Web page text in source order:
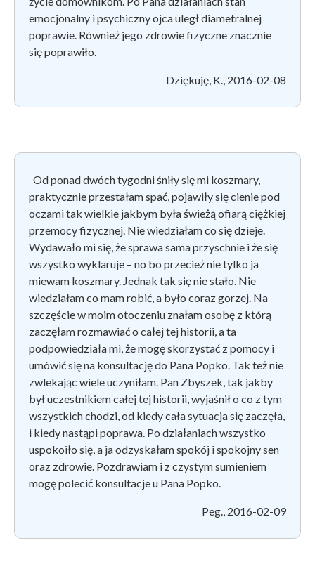
emocjonalny i psychiczny ojca uległ diametralnej
poprawie. Również jego zdrowie fizyczne znacznie
się poprawiło.
Dziękuję, K., 2016-02-08
Od ponad dwóch tygodni śniły się mi koszmary,
praktycznie przestałam spać, pojawiły się cienie pod
oczami tak wielkie jakbym była świeżą ofiarą ciężkiej
przemocy fizycznej. Nie wiedziałam co się dzieje.
Wydawało mi się, że sprawa sama przyschnie i że się
wszystko wyklaruje – no bo przecież nie tylko ja
miewam koszmary. Jednak tak się nie stało. Nie
wiedziałam co mam robić, a było coraz gorzej. Na
szczęście w moim otoczeniu znałam osobę z którą
zaczęłam rozmawiać o całej tej historii, a ta
podpowiedziała mi, że mogę skorzystać z pomocy i
umówić się na konsultację do Pana Popko. Tak też nie
zwlekając wiele uczyniłam. Pan Zbyszek, tak jakby
był uczestnikiem całej tej historii, wyjaśnił o co z tym
wszystkich chodzi, od kiedy cała sytuacja się zaczęła,
i kiedy nastąpi poprawa. Po działaniach wszystko
uspokoiło się, a ja odzyskałam spokój i spokojny sen
oraz zdrowie. Pozdrawiam i z czystym sumieniem
mogę polecić konsultacje u Pana Popko.
Peg., 2016-02-09